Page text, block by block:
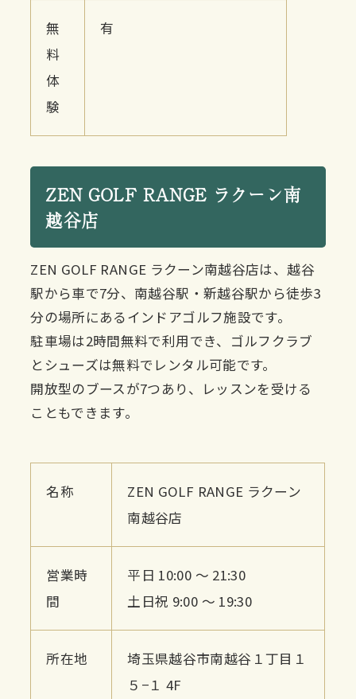
無
料
体
験
有
ZEN GOLF RANGE ラクーン南
越谷店
ZEN GOLF RANGE ラクーン南越谷店は、越谷
駅から車で7分、南越谷駅・新越谷駅から徒歩3
分の場所にあるインドアゴルフ施設です。
駐車場は2時間無料で利用でき、ゴルフクラブ
とシューズは無料でレンタル可能です。
開放型のブースが7つあり、レッスンを受ける
こともできます。
名称
ZEN GOLF RANGE ラクーン
南越谷店
営業時
間
平日 10:00 ～ 21:30
土日祝 9:00 ～ 19:30
所在地
埼玉県越谷市南越谷１丁目１
５−１ 4F